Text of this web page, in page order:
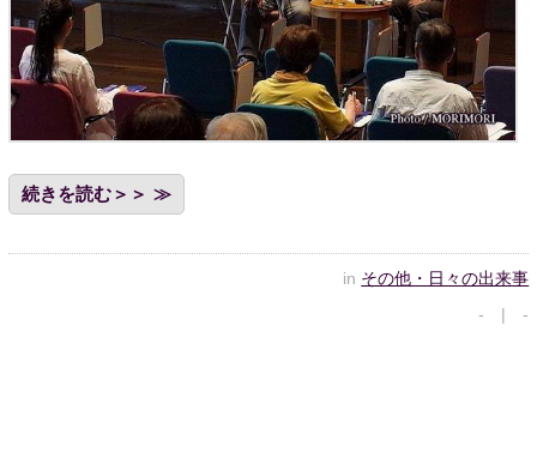
続きを読む＞＞
in その他・日々の出来事
- | -